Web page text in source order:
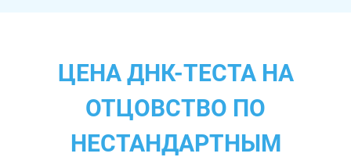
ЦЕНА ДНК-ТЕСТА НА
ОТЦОВСТВО ПО
НЕСТАНДАРТНЫМ